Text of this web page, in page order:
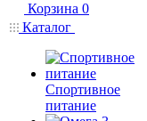
Корзина 0
Каталог
Спортивное
питание